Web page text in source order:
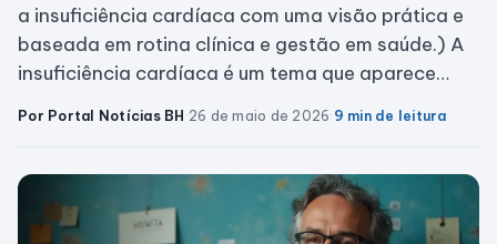
a insuficiência cardíaca com uma visão prática e
baseada em rotina clínica e gestão em saúde.) A
insuficiência cardíaca é um tema que aparece…
Por Portal Notícias BH·26 de maio de 2026·9 min de leitura